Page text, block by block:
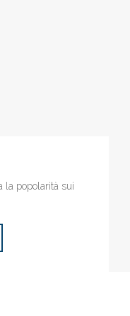
la popolarità sui